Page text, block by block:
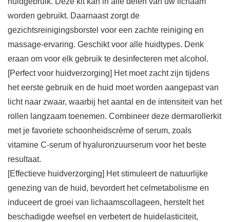
worden gebruikt. Daarnaast zorgt de
gezichtsreinigingsborstel voor een zachte reiniging en
massage-ervaring. Geschikt voor alle huidtypes. Denk
eraan om voor elk gebruik te desinfecteren met alcohol.
[Perfect voor huidverzorging] Het moet zacht zijn tijdens
het eerste gebruik en de huid moet worden aangepast van
licht naar zwaar, waarbij het aantal en de intensiteit van het
rollen langzaam toenemen. Combineer deze dermarollerkit
met je favoriete schoonheidscrème of serum, zoals
vitamine C-serum of hyaluronzuurserum voor het beste
resultaat.
[Effectieve huidverzorging] Het stimuleert de natuurlijke
genezing van de huid, bevordert het celmetabolisme en
induceert de groei van lichaamscollageen, herstelt het
beschadigde weefsel en verbetert de huidelasticiteit,